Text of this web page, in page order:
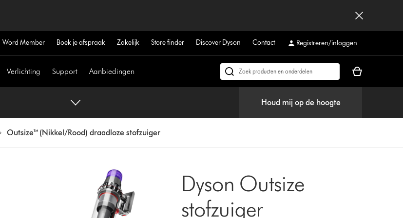
Word Member Boek je afspraak Zakelijk Store finder Discover Dyson Contact Registreren/inloggen
Verlichting Support Aanbiedingen
Zoek
Je
Houd mij op de hoogte
Outsize™ (Nikkel/Rood) draadloze stofzuiger
Dyson Outsize
stofzuiger